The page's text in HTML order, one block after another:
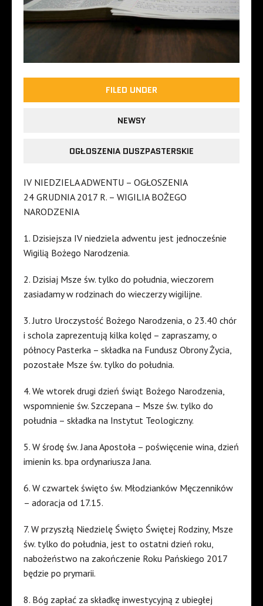
FILED UNDER
NEWSY
OGŁOSZENIA DUSZPASTERSKIE
IV NIEDZIELA ADWENTU – OGŁOSZENIA
24 GRUDNIA 2017 R. – WIGILIA BOŻEGO
NARODZENIA
1. Dzisiejsza IV niedziela adwentu jest jednocześnie
Wigilią Bożego Narodzenia.
2. Dzisiaj Msze św. tylko do południa, wieczorem
zasiadamy w rodzinach do wieczerzy wigilijne.
3. Jutro Uroczystość Bożego Narodzenia, o 23.40 chór
i schola zaprezentują kilka kolęd – zapraszamy, o
północy Pasterka – składka na Fundusz Obrony Życia,
pozostałe Msze św. tylko do południa.
4. We wtorek drugi dzień świąt Bożego Narodzenia,
wspomnienie św. Szczepana – Msze św. tylko do
południa – składka na Instytut Teologiczny.
5. W środę św. Jana Apostoła – poświęcenie wina, dzień
imienin ks. bpa ordynariusza Jana.
6. W czwartek święto św. Młodzianków Męczenników
– adoracja od 17.15.
7. W przyszłą Niedzielę Święto Świętej Rodziny, Msze
św. tylko do południa, jest to ostatni dzień roku,
nabożeństwo na zakończenie Roku Pańskiego 2017
będzie po prymarii.
8. Bóg zapłać za składkę inwestycyjną z ubiegłej